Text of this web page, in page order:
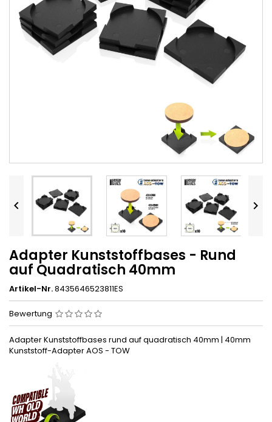
 
Adapter Kunststoffbases - Rund
auf Quadratisch 40mm
Artikel-Nr.8435646523811ES
Bewertung
Adapter Kunststoffbases rund auf quadratisch 40mm | 40mm
Kunststoff-Adapter AOS - TOW